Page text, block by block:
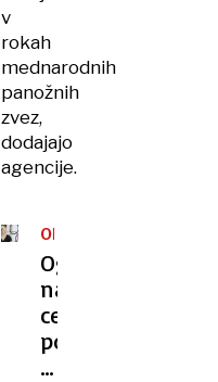
v
rokah
mednarodnih
panožnih
zvez,
dodajajo
agencije.
OLIMPIJSKE
IGRE
Ogrožen
nastop
celo
pod
nevtralno